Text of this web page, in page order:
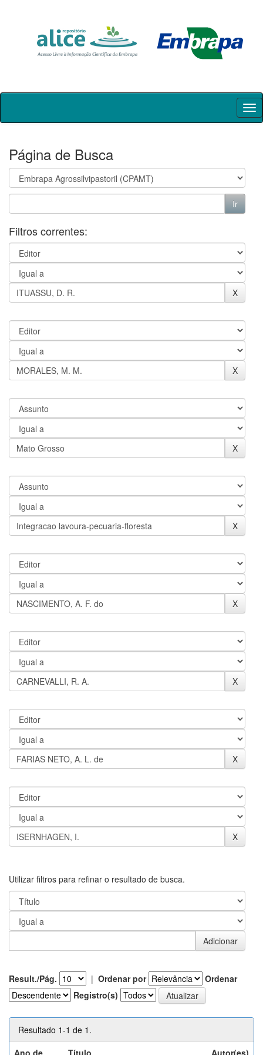
Skip
Página de Busca
Filtros correntes:
Utilizar filtros para refinar o resultado de busca.
Result./Pág. | Ordenar por
Ordenar
Registro(s)
Resultado 1-1 de 1.
Ano de
Título Autor(es)